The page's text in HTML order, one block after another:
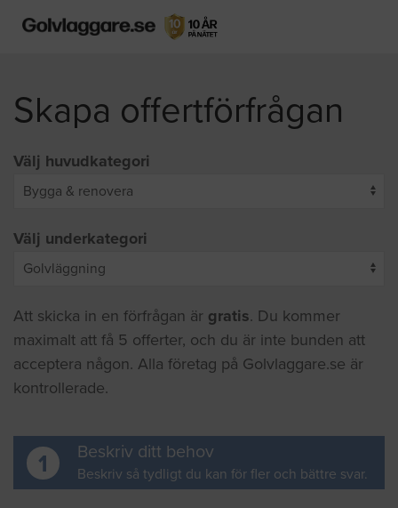
Skapa offertförfrågan
Välj huvudkategori
Välj underkategori
Att skicka in en förfrågan är gratis. Du kommer
maximalt att få 5 offerter, och du är inte bunden att
acceptera någon. Alla företag på Golvlaggare.se är
kontrollerade.
1 Beskriv ditt behov
Beskriv så tydligt du kan för fler och bättre svar.